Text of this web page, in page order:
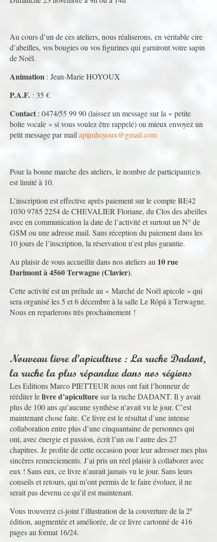
Au cours d’un de ces ateliers, nous réaliserons, en véritable cire
d’abeilles, vos bougies ou vos figurines qui garniront votre sapin
de Noël.
Animation : Jean-Marie HOYOUX
P.A.F. : 35 €
Contact : 0474/55 99 90 (laissez un message sur la « petite
boîte vocale » si vous voulez être rappelé) ou mieux envoyez un
petit message par mail apijmhoyoux@gmail.com
Pour la bonne marche des ateliers, le nombre de participant(e)s
est limité à 10.
L’inscription est effective après paiement sur le compte BE42
1030 9785 2254 de CHEVALIER Floriane, du Clos des abeilles
avec en communication la date de l’activité et surtout un N° de
GSM ou une adresse mail. Sans réception du paiement dans les
10 jours de l’inscription, la réservation n’est plus garantie.
Au plaisir de vous accueillir dans nos ateliers au 10 rue
Darimont à 4560 Terwagne (Clavier).
Cette activité est un prélude au « Marché de Noël apicole » qui
sera organisé les 5 et 6 décembre à la salle Le Rôpâ à Terwagne.
Nous en reparlerons très prochainement !
Nouveau livre d’apiculture : La ruche Dadant,
la ruche la plus répandue dans nos régions
Les Editions Marco PIETTEUR nous ont fait l’honneur de
rééditer lelivre d’apiculturesur la ruche DADANT. Il y avait
plus de 100 ans qu’aucune synthèse n’avait vu le jour. C’est
maintenant chose faite. Ce livre est le résultat d’une intense
collaboration entre plus d’une cinquantaine de personnes qui
ont, avec énergie et passion, écrit l’un ou l’autre des 27
chapitres. Je profite de cette occasion pour leur adresser mes plus
sincères remerciements. J’ai pris un réel plaisir à collaborer avec
eux ! Sans eux, ce livre n’aurait jamais vu le jour. Sans leurs
conseils et retours, qui m’ont permis de le faire évoluer, il ne
serait pas devenu ce qu’il est maintenant.
Vous trouverez ci-joint l’illustration de la couverture de la 2e
édition, augmentée et améliorée, de ce livre cartonné de 416
pages au format 16/24.